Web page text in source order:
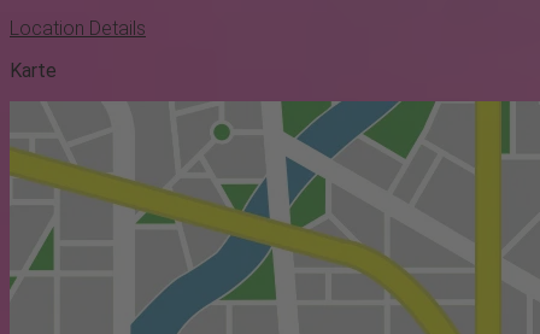
Location Details
Karte